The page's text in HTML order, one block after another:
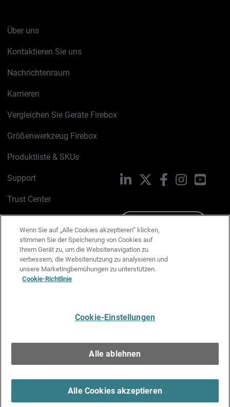
Über uns
Kontaktieren Sie uns
Nachrichtenraum
Karrieren
Vergleichen Sie Geräte Firebox
Größenwerkzeug Firebox
Produktliste & SKUs
Support
Trust Center
Cookie-Richtlinie
Datenschutzrichtlinie
Media & Brand Kit
LinkedIn FacebookInstagram
Wenn Sie auf „Alle Cookies akzeptieren“ klicken,
stimmen Sie der Speicherung von Cookies auf
Ihrem Gerät zu, um die Websitenavigation zu
verbessern, die Websitenutzung zu analysieren und
unsere Marketingbemühungen zu unterstützen.
Cookie-Richtlinie
Cookie-Einstellungen
Alle ablehnen
Alle Cookies akzeptieren